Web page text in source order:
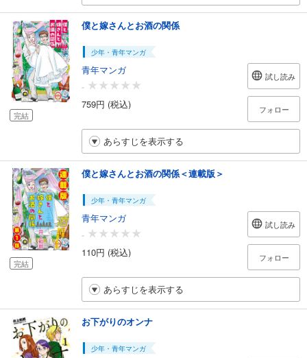
完結
僕と嫁さんとお酒の関係
少年・青年マンガ
青年マンガ
-
759円 (税込)
試し読み
フォロー
あらすじを表示する
完結
僕と嫁さんとお酒の関係＜連載版＞
少年・青年マンガ
青年マンガ
-
110円 (税込)
試し読み
フォロー
あらすじを表示する
お下がりのオンナ
少年・青年マンガ